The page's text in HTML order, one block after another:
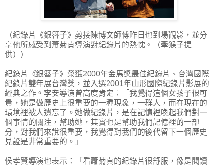
（紀錄片《銀簪子》剪接陳博文師傅昨日也到場觀影，並分
享他所感受到蕭菊貞導演對紀錄片的熱忱。（牽猴子提
供））
紀錄片《銀簪子》榮獲2000年金馬獎最佳紀錄片、台灣國際
紀錄片雙年展台灣獎，並入選2001年山形國際紀錄片影展的
經典之作。李安導演曾高度肯定：「我覺得這個女孩子很可
貴，她是做歷史上很重要的一種現象，一群人，而在現在的
環境裡被人遺忘了。她做紀錄片，是在記憶裡喚起我們對一
個事情的關注，幫助她，其實也是幫助我們記憶裡的一部
分，對我們來說很重要，我覺得對我們的後代留下一個歷史
見證是非常重要的。」
侯孝賢導演也表示：「看蕭菊貞的紀錄片很舒服，像是閱讀